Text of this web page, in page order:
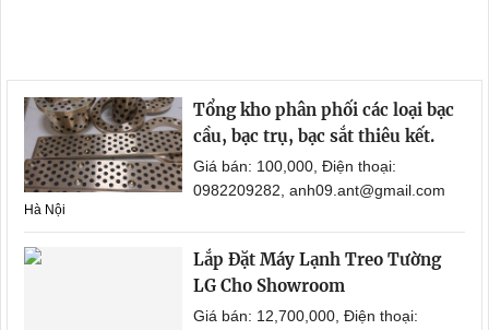
Tổng kho phân phối các loại bạc
cầu, bạc trụ, bạc sắt thiêu kết.
Giá bán: 100,000, Điện thoại:
0982209282, anh09.ant@gmail.com
Hà Nội
Lắp Đặt Máy Lạnh Treo Tường
LG Cho Showroom
Giá bán: 12,700,000, Điện thoại: